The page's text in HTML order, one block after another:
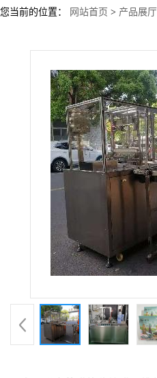
您当前的位置： 网站首页 > 产品展厅